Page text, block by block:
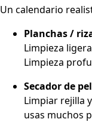
Un calendario
Planchas /
Limpieza
Limpieza
Secador de
Limpiar rejilla
usas muchos